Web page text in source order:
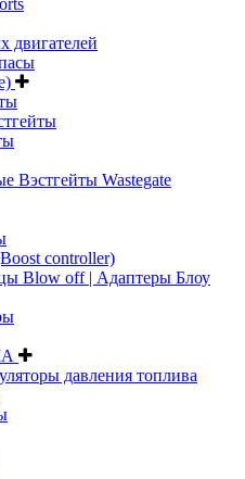
двигателей
Вэстгейты Wastegate
controller)
Blow off | Адаптеры Блоу
давления топлива